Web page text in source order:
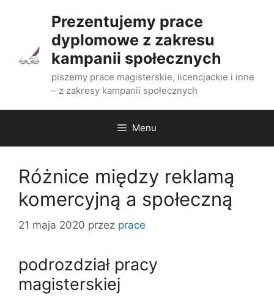
Prezentujemy prace
dyplomowe z zakresu
kampanii społecznych
piszemy prace magisterskie, licencjackie i inne
– z zakresy kampanii społecznych
Menu
Różnice między reklamą
komercyjną a społeczną
21 maja 2020 przez prace
podrozdział pracy
magisterskiej